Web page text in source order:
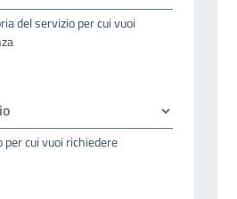
del servizio per cui vuoi
per cui vuoi richiedere